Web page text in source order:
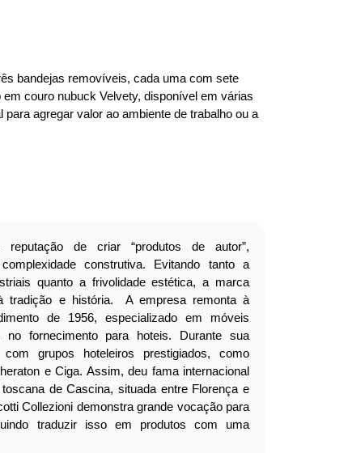
bandejas removíveis, cada uma com sete
couro nubuck Velvety, disponível em várias
agregar valor ao ambiente de trabalho ou a
de criar “produtos de autor”,
construtiva. Evitando tanto a
quanto a frivolidade estética, a marca
tradição e história.
A empresa remonta à
de 1956, especializado em móveis
no fornecimento para hoteis. Durante sua
grupos hoteleiros prestigiados, como
e Ciga. Assim, deu fama internacional
de Cascina, situada entre Florença e
Collezioni demonstra grande vocação para
traduzir isso em produtos com uma